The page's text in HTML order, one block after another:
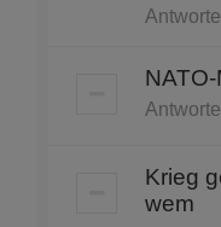
Krieg
wem